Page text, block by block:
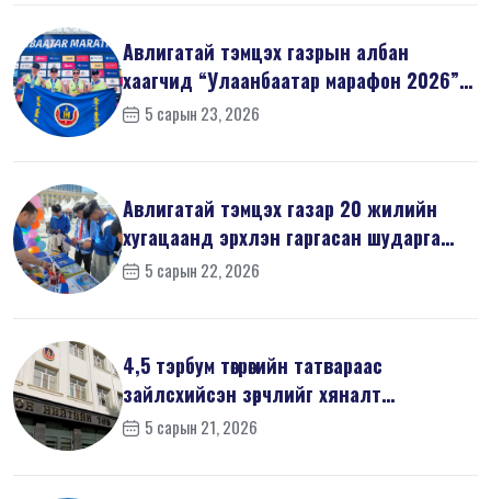
Авлигатай тэмцэх газрын албан
хаагчид “Улаанбаатар марафон 2026”-
д оро...
5 сарын 23, 2026
Авлигатай тэмцэх газар 20 жилийн
хугацаанд эрхлэн гаргасан шударга
ёсн...5 сарын 22, 2026
4,5 тэрбум төгрөгийн татвараас
зайлсхийсэн зөрчлийг хяналт
шалгалтаар ...
5 сарын 21, 2026